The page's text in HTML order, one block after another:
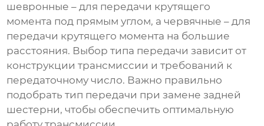
шевронные – для передачи крутящего
момента под прямым углом, а червячные – для
передачи крутящего момента на большие
расстояния. Выбор типа передачи зависит от
конструкции трансмиссии и требований к
передаточному число. Важно правильно
подобрать тип передачи при заменезадней
шестерни, чтобы обеспечить оптимальную